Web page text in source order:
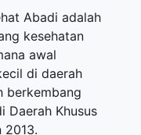
Abadi adalah
kesehatan
awal
di daerah
berkembang
Daerah Khusus
2013.